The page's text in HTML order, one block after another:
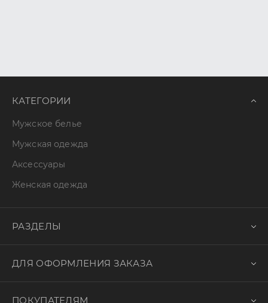
КАТЕГОРИИ
Мужское белье
Мужская одежда
Аксессуары
Женская одежда
РАЗДЕЛЫ
ДЛЯ ОФОРМЛЕНИЯ ЗАКАЗА
ПОКУПАТЕЛЯМ